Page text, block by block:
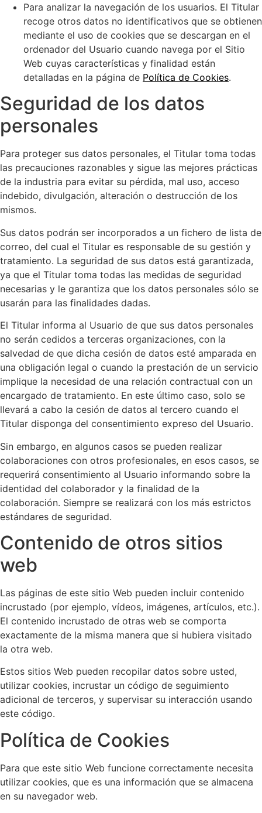
Para analizar la navegación de los usuarios. El Titular
recoge otros datos no identificativos que se obtienen
mediante el uso de cookies que se descargan en el
ordenador del Usuario cuando navega por el Sitio
Web cuyas características y finalidad están
detalladas en la página de Política de Cookies.
Seguridad de los datos
personales
Para proteger sus datos personales, el Titular toma todas
las precauciones razonables y sigue las mejores prácticas
de la industria para evitar su pérdida, mal uso, acceso
indebido, divulgación, alteración o destrucción de los
mismos.
Sus datos podrán ser incorporados a un fichero de lista de
correo, del cual el Titular es responsable de su gestión y
tratamiento. La seguridad de sus datos está garantizada,
ya que el Titular toma todas las medidas de seguridad
necesarias y le garantiza que los datos personales sólo se
usarán para las finalidades dadas.
El Titular informa al Usuario de que sus datos personales
no serán cedidos a terceras organizaciones, con la
salvedad de que dicha cesión de datos esté amparada en
una obligación legal o cuando la prestación de un servicio
implique la necesidad de una relación contractual con un
encargado de tratamiento. En este último caso, solo se
llevará a cabo la cesión de datos al tercero cuando el
Titular disponga del consentimiento expreso del Usuario.
Sin embargo, en algunos casos se pueden realizar
colaboraciones con otros profesionales, en esos casos, se
requerirá consentimiento al Usuario informando sobre la
identidad del colaborador y la finalidad de la
colaboración. Siempre se realizará con los más estrictos
estándares de seguridad.
Contenido de otros sitios
web
Las páginas de este sitio Web pueden incluir contenido
incrustado (por ejemplo, vídeos, imágenes, artículos, etc.).
El contenido incrustado de otras web se comporta
exactamente de la misma manera que si hubiera visitado
la otra web.
Estos sitios Web pueden recopilar datos sobre usted,
utilizar cookies, incrustar un código de seguimiento
adicional de terceros, y supervisar su interacción usando
este código.
Política de Cookies
Para que este sitio Web funcione correctamente necesita
utilizar cookies, que es una información que se almacena
en su navegador web.